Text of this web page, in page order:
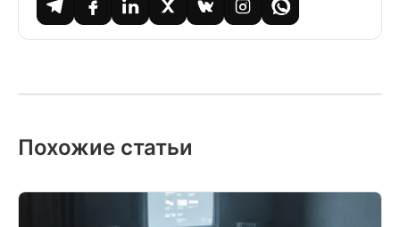
Похожие статьи